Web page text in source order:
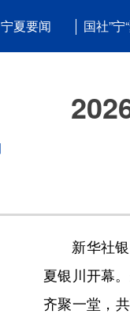
宁夏要闻 国社”宁
新华社银
夏银川开幕
齐聚一堂，